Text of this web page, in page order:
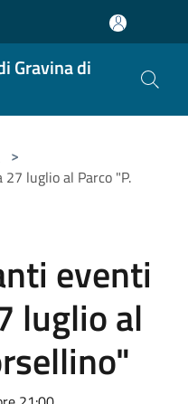
Gravina di
>
luglio al Parco "P.
eventi
luglio al